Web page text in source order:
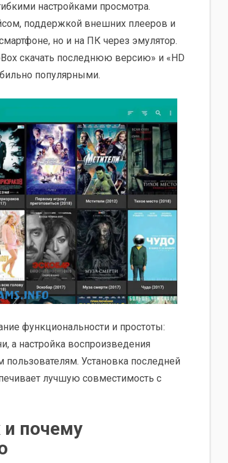
настройками просмотра.
поддержкой внешних плееров и
но и на ПК через эмулятор.
скачать последнюю версию» и «HD
популярными.
функциональности и простоты:
а настройка воспроизведения
Установка последней
лучшую совместимость с
и почему